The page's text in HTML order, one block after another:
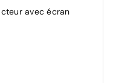
avec écran